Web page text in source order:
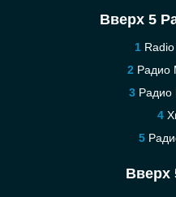
Вверх 5
Радио
Радио